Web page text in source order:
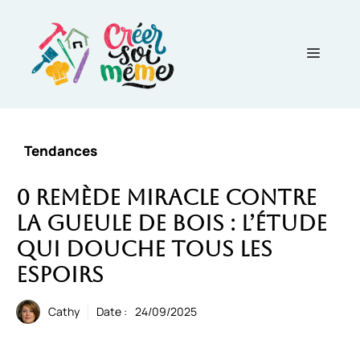
contenu
Menu
Tendances
0 remède miracle contre
la gueule de bois : l’étude
qui douche tous les
espoirs
Cathy Date : 24/09/2025